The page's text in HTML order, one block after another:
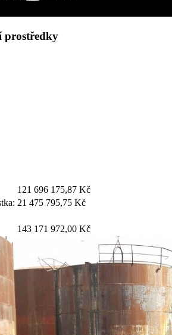
prostředky
121 696 175,87 Kč
21 475 795,75 Kč
143 171 972,00 Kč